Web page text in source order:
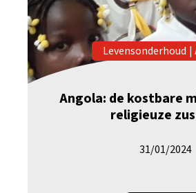
Levensonderhoud |
Angola: de kostbare
religieuze
31/01/2024